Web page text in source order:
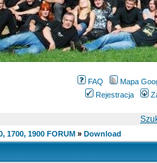
FAQ
Mapa
Rejestracja
1700, 1900 FORUM » Download